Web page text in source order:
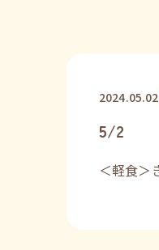
2024.05.02
5/2
＜軽食＞